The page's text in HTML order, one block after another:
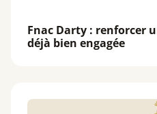
Fnac Darty : renforcer
déjà bien engagée